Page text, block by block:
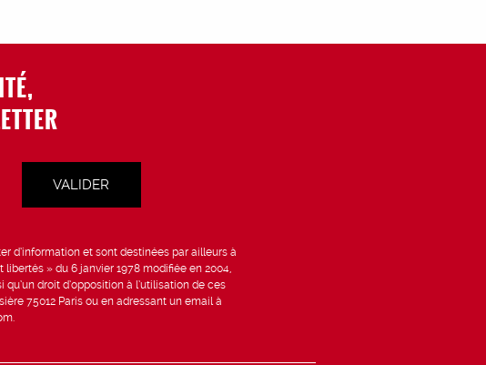
d’information et sont destinées par ailleurs à
» du 6 janvier 1978 modifiée en 2004,
droit d’opposition à l’utilisation de ces
75012 Paris ou en adressant un email à